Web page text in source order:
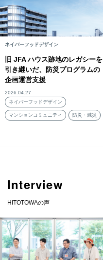
ネイバーフッドデザイン
旧 JFA ハウス跡地のレガシーを
引き継いだ、防災プログラムの
企画運営支援
2026.04.27
ネイバーフッドデザイン
マンションコミュニティ 防災・減災
Interview
HITOTOWAの声